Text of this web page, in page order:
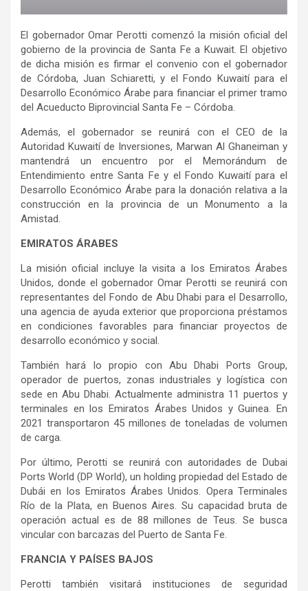
El gobernador Omar Perotti comenzó la misión oficial del
gobierno de la provincia de Santa Fe a Kuwait. El objetivo
de dicha misión es firmar el convenio con el gobernador
de Córdoba, Juan Schiaretti, y el Fondo Kuwaití para el
Desarrollo Económico Árabe para financiar el primer tramo
del Acueducto Biprovincial Santa Fe – Córdoba.
Además, el gobernador se reunirá con el CEO de la
Autoridad Kuwaití de Inversiones, Marwan Al Ghaneiman y
mantendrá un encuentro por el Memorándum de
Entendimiento entre Santa Fe y el Fondo Kuwaití para el
Desarrollo Económico Árabe para la donación relativa a la
construcción en la provincia de un Monumento a la
Amistad.
EMIRATOS ÁRABES
La misión oficial incluye la visita a los Emiratos Árabes
Unidos, donde el gobernador Omar Perotti se reunirá con
representantes del Fondo de Abu Dhabi para el Desarrollo,
una agencia de ayuda exterior que proporciona préstamos
en condiciones favorables para financiar proyectos de
desarrollo económico y social.
También hará lo propio con Abu Dhabi Ports Group,
operador de puertos, zonas industriales y logística con
sede en Abu Dhabi. Actualmente administra 11 puertos y
terminales en los Emiratos Árabes Unidos y Guinea. En
2021 transportaron 45 millones de toneladas de volumen
de carga.
Por último, Perotti se reunirá con autoridades de Dubai
Ports World (DP World), un holding propiedad del Estado de
Dubái en los Emiratos Árabes Unidos. Opera Terminales
Río de la Plata, en Buenos Aires. Su capacidad bruta de
operación actual es de 88 millones de Teus. Se busca
vincular con barcazas del Puerto de Santa Fe.
FRANCIA Y PAÍSES BAJOS
Perotti también visitará instituciones de seguridad